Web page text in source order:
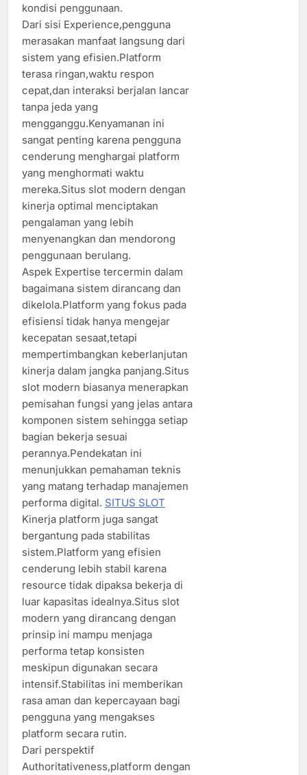
kondisi penggunaan.
Dari sisi Experience,pengguna
merasakan manfaat langsung dari
sistem yang efisien.Platform
terasa ringan,waktu respon
cepat,dan interaksi berjalan lancar
tanpa jeda yang
mengganggu.Kenyamanan ini
sangat penting karena pengguna
cenderung menghargai platform
yang menghormati waktu
mereka.Situs slot modern dengan
kinerja optimal menciptakan
pengalaman yang lebih
menyenangkan dan mendorong
penggunaan berulang.
Aspek Expertise tercermin dalam
bagaimana sistem dirancang dan
dikelola.Platform yang fokus pada
efisiensi tidak hanya mengejar
kecepatan sesaat,tetapi
mempertimbangkan keberlanjutan
kinerja dalam jangka panjang.Situs
slot modern biasanya menerapkan
pemisahan fungsi yang jelas antara
komponen sistem sehingga setiap
bagian bekerja sesuai
perannya.Pendekatan ini
menunjukkan pemahaman teknis
yang matang terhadap manajemen
performa digital. SITUS SLOT
Kinerja platform juga sangat
bergantung pada stabilitas
sistem.Platform yang efisien
cenderung lebih stabil karena
resource tidak dipaksa bekerja di
luar kapasitas idealnya.Situs slot
modern yang dirancang dengan
prinsip ini mampu menjaga
performa tetap konsisten
meskipun digunakan secara
intensif.Stabilitas ini memberikan
rasa aman dan kepercayaan bagi
pengguna yang mengakses
platform secara rutin.
Dari perspektif
Authoritativeness,platform dengan